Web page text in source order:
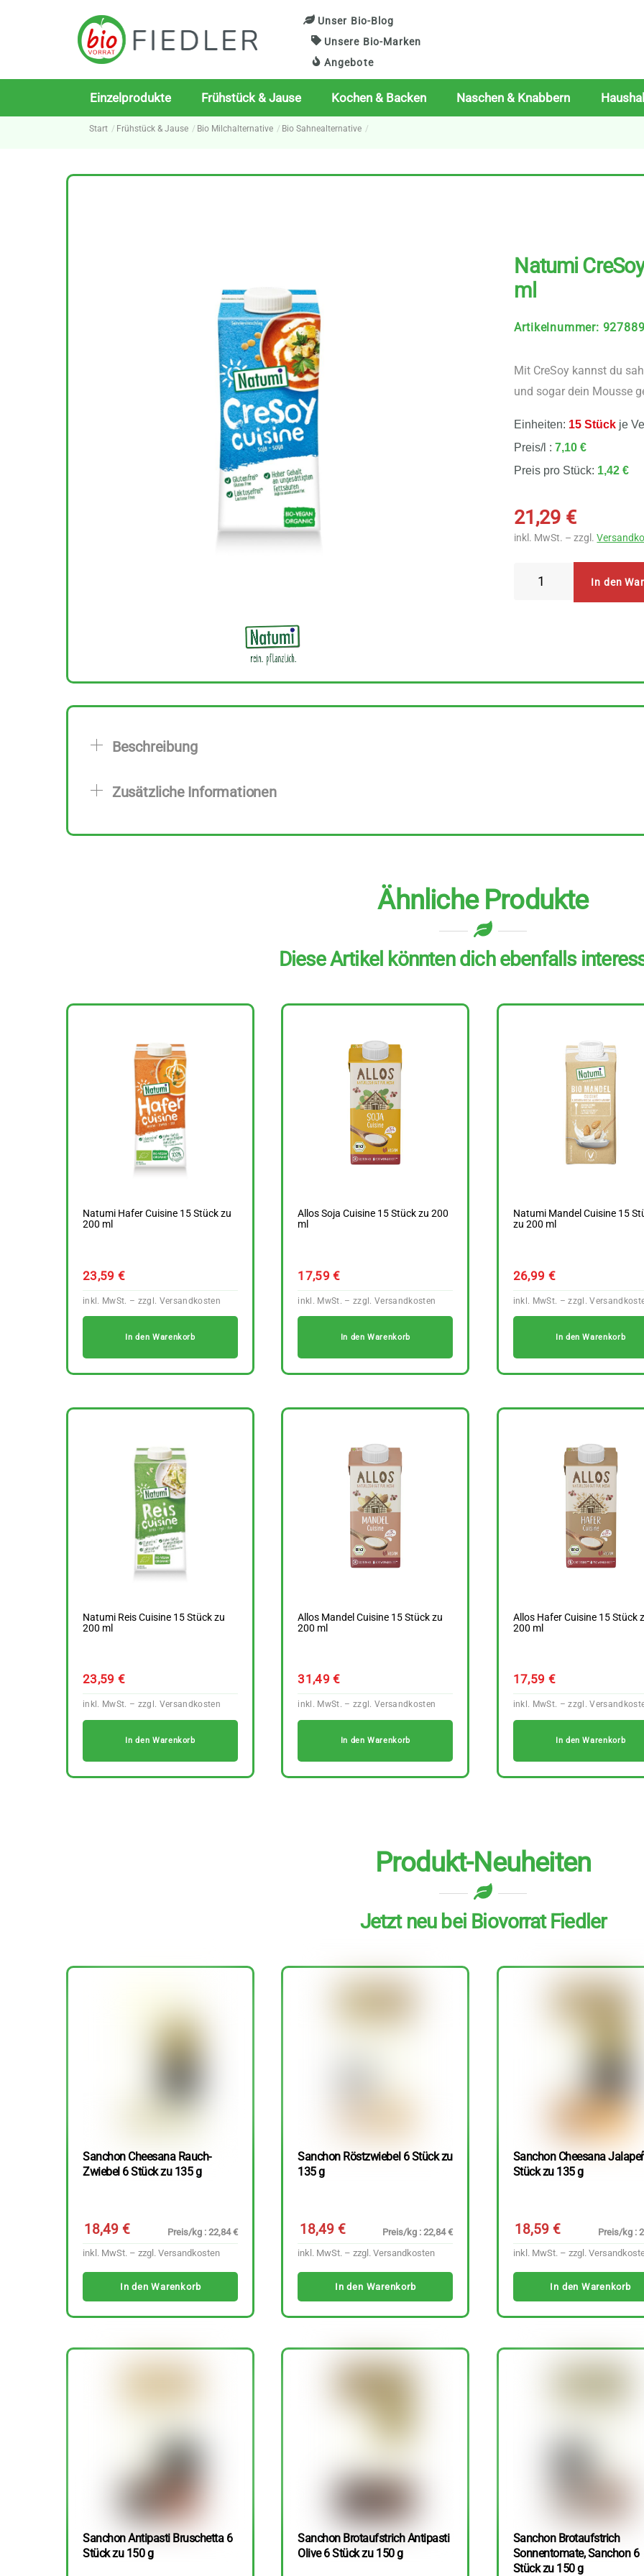
Unser Bio-Blog
Unsere Bio-Marken
Angebote
Einzelprodukte Frühstück & Jause Kochen & Backen Naschen & Knabbern
Start Frühstück & Jause Bio Milchalternative Bio Sahnealternative
Natumi
ml
Artikelnummer:
Mit CreSoy kannst du
und sogar dein Mousse
Einheiten: 15 Stück je
Preis/l :7,10 €
Preis pro Stück: 1,42 €
21,29 €
inkl. MwSt. – zzgl.
In den
Beschreibung
Zusätzliche Informationen
Ähnliche Produkte
Diese Artikel könnten dich ebenfalls
Natumi Hafer Cuisine 15 Stück zu
200 ml
23,59€
In den Warenkorb
Allos Soja Cuisine 15 Stück zu 200
ml
17,59€
In den Warenkorb
Natumi Mandel Cuisine 15
zu 200 ml
26,99 €
In den Warenkorb
Natumi Reis Cuisine 15 Stück zu
200 ml
23,59€
In den Warenkorb
Allos Mandel Cuisine 15 Stück zu
200 ml
31,49€
In den Warenkorb
Allos Hafer Cuisine 15 Stück
200 ml
17,59 €
In den Warenkorb
Produkt-Neuheiten
Jetzt neu bei Biovorrat Fiedler
Sanchon Cheesana Rauch-
Zwiebel 6 Stück zu 135 g
18,49€
Preis/kg : 22,84 €
inkl. MwSt. – zzgl. Versandkosten
In den Warenkorb
Sanchon Röstzwiebel 6 Stück zu
135 g
18,49 €
Preis/kg : 22,84 €
inkl. MwSt. – zzgl.Versandkosten
In den Warenkorb
Sanchon Cheesana
Stück zu 135 g
18,59 €
Preis/kg :
inkl. MwSt. – zzgl.
In den Warenkorb
Sanchon Antipasti Bruschetta 6
Stück zu 150 g
Sanchon Brotaufstrich Antipasti
Olive 6 Stück zu 150 g
Sanchon Brotaufstrich
Sonnentomate, Sanchon 6
Stück zu 150 g